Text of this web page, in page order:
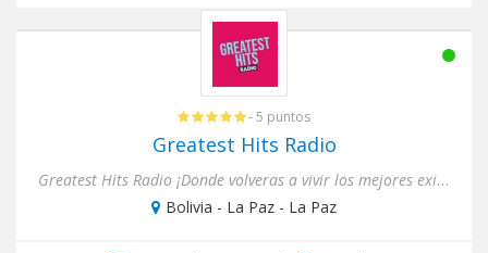
- 5 puntos
Greatest Hits Radio
Greatest Hits Radio ¡Donde volveras a vivir los mejores exitos retro Anglo de los 80 y 90!
Bolivia - La Paz - La Paz